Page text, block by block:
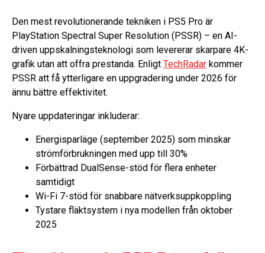
Den mest revolutionerande tekniken i PS5 Pro är
PlayStation Spectral Super Resolution (PSSR) – en AI-
driven uppskalningsteknologi som levererar skarpare 4K-
grafik utan att offra prestanda. Enligt TechRadar kommer
PSSR att få ytterligare en uppgradering under 2026 för
ännu bättre effektivitet.
Nyare uppdateringar inkluderar:
Energisparläge (september 2025) som minskar
strömförbrukningen med upp till 30%
Förbättrad DualSense-stöd för flera enheter
samtidigt
Wi-Fi 7-stöd för snabbare nätverksuppkoppling
Tystare fläktsystem i nya modellen från oktober
2025